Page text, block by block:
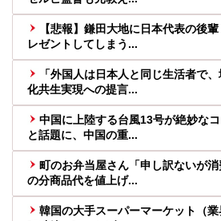
【悲報】鎌田大地に日本代表の後
レゼントしてしまう...
「外国人は日本人と同じ生活者で
化共生実現への提言...
中国に上陸する台風13号が絶妙な
と話題に、中国の重...
町のお弁当屋さん「申し訳ないが
の分商品代を値上げ...
韓国の大手スーパーマーケット（